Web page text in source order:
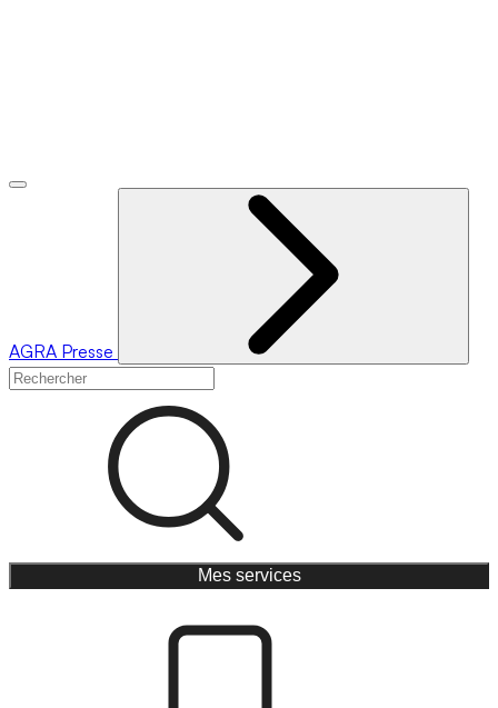
AGRA Presse
Mes services